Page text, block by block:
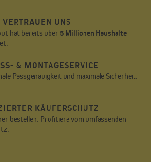
VERTRAUEN UNS
hat bereits über 5 Millionen Haushalte
& MONTAGESERVICE
Passgenauigkeit und maximale Sicherheit.
KÄUFERSCHUTZ
bestellen. Profitiere vom umfassenden